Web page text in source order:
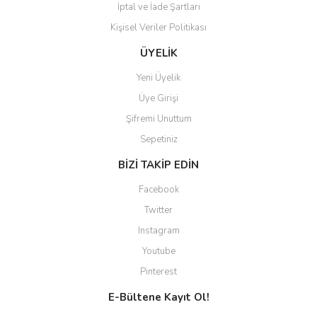
Gönder
İptal ve İade Şartları
Kişisel Veriler Politikası
ÜYELİK
Yeni Üyelik
Üye Girişi
Şifremi Unuttum
Sepetiniz
BİZİ TAKİP EDİN
Facebook
Twitter
Instagram
Youtube
Pinterest
E-Bültene Kayıt Ol!